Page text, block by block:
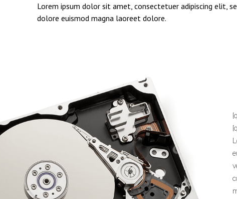
Lorem ipsum dolor sit amet, consectetuer adipiscing elit,
dolore euismod magna laoreet dolore.